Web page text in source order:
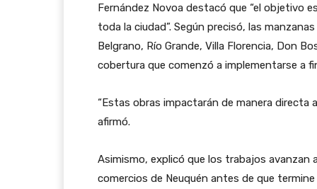
Fernández Novoa destacó que “el objetivo
toda la ciudad”. Según precisó, las
Belgrano, Río Grande, Villa Florencia, Don
cobertura que comenzó a implementarse a
“Estas obras impactarán de manera directa
afirmó.
Asimismo, explicó que los trabajos avanzan
comercios de Neuquén antes de que